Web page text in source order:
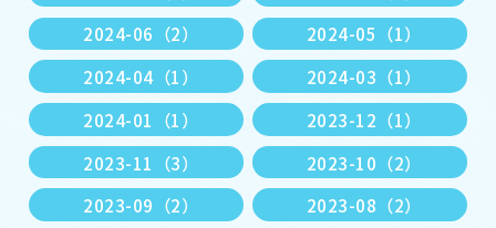
2024-06（2）
2024-05（1）
2024-04（1）
2024-03（1）
2024-01（1）
2023-12（1）
2023-11（3）
2023-10（2）
2023-09（2）
2023-08（2）